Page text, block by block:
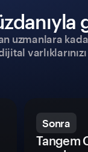
uzmanlara
Sonra
Tangem